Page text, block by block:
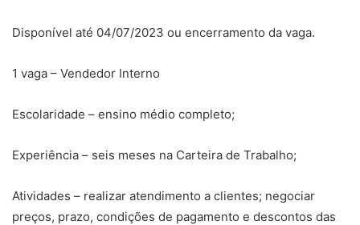
Disponível até 04/07/2023 ou encerramento da vaga.
1 vaga – Vendedor Interno
Escolaridade – ensino médio completo;
Experiência – seis meses na Carteira de Trabalho;
Atividades – realizar atendimento a clientes; negociar
preços, prazo, condições de pagamento e descontos das